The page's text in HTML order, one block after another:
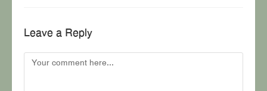
Leave a Reply
Comment